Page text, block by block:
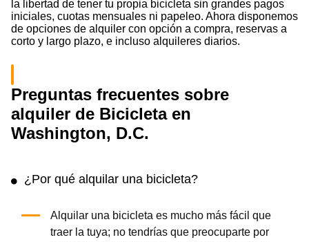
la libertad de tener tu propia bicicleta sin grandes pagos
iniciales, cuotas mensuales ni papeleo. Ahora disponemos
de opciones de alquiler con opción a compra, reservas a
corto y largo plazo, e incluso alquileres diarios.
Preguntas frecuentes sobre
alquiler de Bicicleta en
Washington, D.C.
¿Por qué alquilar una bicicleta?
Alquilar una bicicleta es mucho más fácil que
traer la tuya; no tendrías que preocuparte por